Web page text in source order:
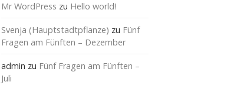
Mr WordPress zu Hello world!
Svenja (Hauptstadtpflanze) zu Fünf
Fragen am Fünften – Dezember
admin zu Fünf Fragen am Fünften –
Juli